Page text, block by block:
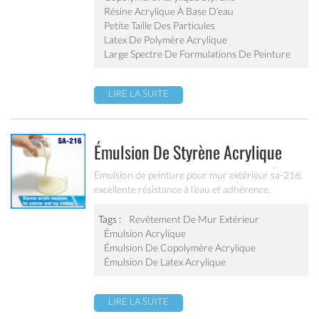
mécanique et stabilité à la congélation-
décongélation.
Résine Acrylique À Base D'eau
Petite Taille Des Particules
Latex De Polymère Acrylique
Large Spectre De Formulations De Peinture
LIRE LA SUITE
Émulsion De Styrène Acrylique
Pour Revêtement De Mur Extérieur
Sa-216
Émulsion de peinture pour mur extérieur sa-216,
excellente résistance à l'eau et adhérence,
salin, bon anti pollution, excellente résistance aux
intempéries
Tags :
Revêtement De Mur Extérieur
Émulsion Acrylique
Émulsion De Copolymère Acrylique
Émulsion De Latex Acrylique
LIRE LA SUITE